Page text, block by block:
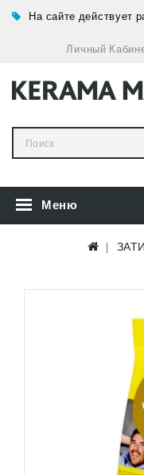
На сайте действует
Личный
Меню